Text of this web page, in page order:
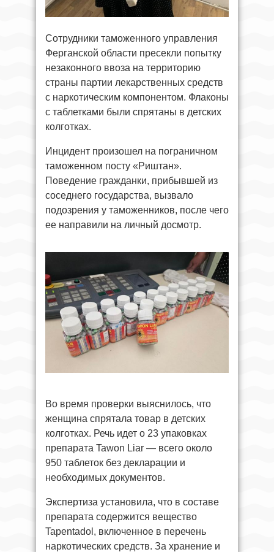
Сотрудники таможенного управления
Ферганской области пресекли попытку
незаконного ввоза на территорию
страны партии лекарственных средств
с наркотическим компонентом. Флаконы
с таблетками были спрятаны в детских
колготках.
Инцидент произошел на пограничном
таможенном посту «Риштан».
Поведение гражданки, прибывшей из
соседнего государства, вызвало
подозрения у таможенников, после чего
ее направили на личный досмотр.
Во время проверки выяснилось, что
женщина спрятала товар в детских
колготках. Речь идет о 23 упаковках
препарата Tawon Liar — всего около
950 таблеток без декларации и
необходимых документов.
Экспертиза установила, что в составе
препарата содержится вещество
Tapentadol, включенное в перечень
наркотических средств. За хранение и